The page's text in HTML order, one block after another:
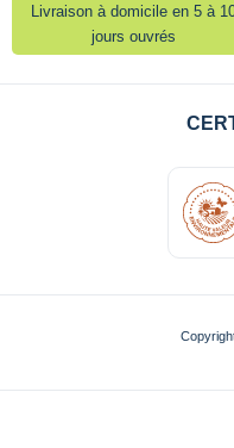
Livraison à domicile en 5 à
jours ouvrés